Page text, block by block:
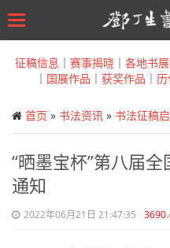
to
Toggle
征稿信息 ｜ 赛事揭晓 ｜ 各地书展
｜ 国展作品 ｜ 获奖作品 ｜
首页 » 书法资讯 » 书法征稿
“晒墨宝杯”第八届
通知
2022年06月21日 21:47:35 3690